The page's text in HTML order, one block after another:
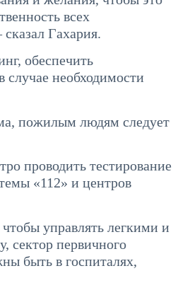
всех
Гахария.
обеспечить
необходимости
пожилым людям следует
проводить тестирование
«112» и центров
управлять легкими и
сектор первичного
быть в госпиталях,